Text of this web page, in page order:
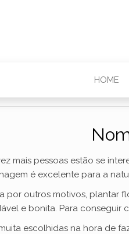
HOME
mais pessoas estão se
é excelente para a
por outros motivos, plantar
e bonita. Para
escolhidas na hora de